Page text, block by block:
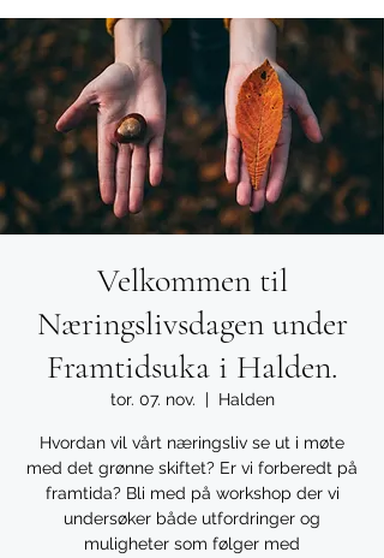
Velkommen til
Næringslivsdagen under
Framtidsuka i Halden.
tor. 07. nov.
  |
Halden
Hvordan vil vårt næringsliv se ut i møte
med det grønne skiftet? Er vi forberedt på
framtida? Bli med på workshop der vi
undersøker både utfordringer og
muligheter som følger med